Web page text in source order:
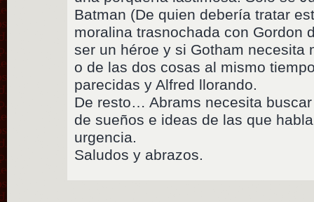
Batman (De quien debería tratar
moralina trasnochada con Gordon
ser un héroe y si Gotham necesita
o de las dos cosas al mismo
parecidas y Alfred llorando.
De resto… Abrams necesita
de sueños e ideas de las que
urgencia.
Saludos y abrazos.